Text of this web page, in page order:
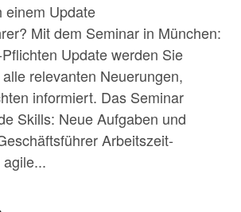
einem Update
Mit dem Seminar in München:
Update werden Sie
relevanten Neuerungen,
informiert. Das Seminar
Skills: Neue Aufgaben und
Arbeitszeit-